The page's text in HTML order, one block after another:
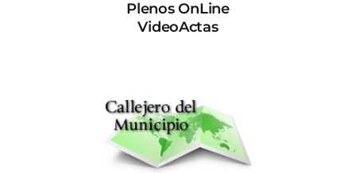
Plenos OnLine
VideoActas